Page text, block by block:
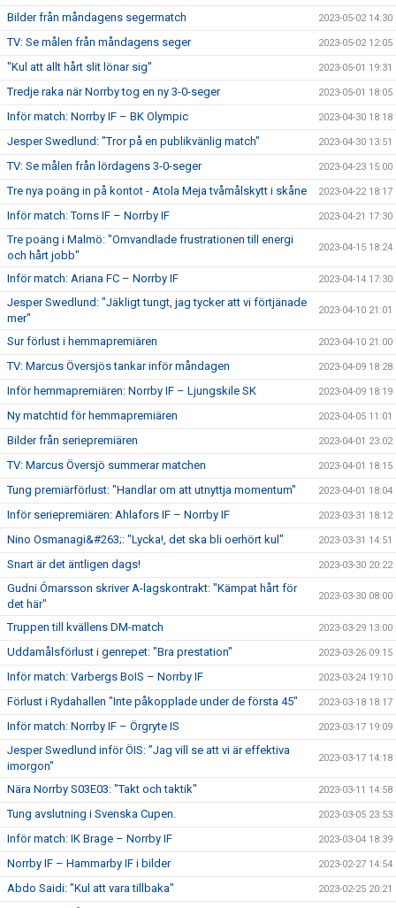
Bilder från måndagens segermatch 2023-05-02 14:30
TV: Se målen från måndagens seger 2023-05-02 12:05
"Kul att allt hårt slit lönar sig" 2023-05-01 19:31
Tredje raka när Norrby tog en ny 3-0-seger 2023-05-01 18:05
Inför match: Norrby IF – BK Olympic 2023-04-30 18:18
Jesper Swedlund: "Tror på en publikvänlig match" 2023-04-30 13:51
TV: Se målen från lördagens 3-0-seger 2023-04-23 15:00
Tre nya poäng in på kontot - Atola Meja tvåmålskytt i skåne 2023-04-22 18:17
Inför match: Torns IF – Norrby IF 2023-04-21 17:30
Tre poäng i Malmö: "Omvandlade frustrationen till energi
och hårt jobb"
2023-04-15 18:24
Inför match: Ariana FC – Norrby IF 2023-04-14 17:30
Jesper Swedlund: "Jäkligt tungt, jag tycker att vi förtjänade
mer"
2023-04-10 21:01
Sur förlust i hemmapremiären 2023-04-10 21:00
TV: Marcus Översjös tankar inför måndagen 2023-04-09 18:28
Inför hemmapremiären: Norrby IF – Ljungskile SK 2023-04-09 18:19
Ny matchtid för hemmapremiären 2023-04-05 11:01
Bilder från seriepremiären 2023-04-01 23:02
TV: Marcus Översjö summerar matchen 2023-04-01 18:15
Tung premiärförlust: "Handlar om att utnyttja momentum" 2023-04-01 18:04
Inför seriepremiären: Ahlafors IF – Norrby IF 2023-03-31 18:12
Nino Osmanagi&#263;: "Lycka!, det ska bli oerhört kul" 2023-03-31 14:51
Snart är det äntligen dags! 2023-03-30 20:22
Gudni Ómarsson skriver A-lagskontrakt: "Kämpat hårt för
det här"
2023-03-30 08:00
Truppen till kvällens DM-match 2023-03-29 13:00
Uddamålsförlust i genrepet: "Bra prestation" 2023-03-26 09:15
Inför match: Varbergs BoIS – Norrby IF 2023-03-24 19:10
Förlust i Rydahallen "Inte påkopplade under de första 45" 2023-03-18 18:17
Inför match: Norrby IF – Örgryte IS 2023-03-17 19:09
Jesper Swedlund inför ÖIS: ”Jag vill se att vi är effektiva
imorgon"
2023-03-17 14:18
Nära Norrby S03E03: "Takt och taktik" 2023-03-11 14:58
Tung avslutning i Svenska Cupen. 2023-03-05 23:53
Inför match: IK Brage – Norrby IF 2023-03-04 18:39
Norrby IF – Hammarby IF i bilder 2023-02-27 14:54
Abdo Saidi: "Kul att vara tillbaka" 2023-02-25 20:21